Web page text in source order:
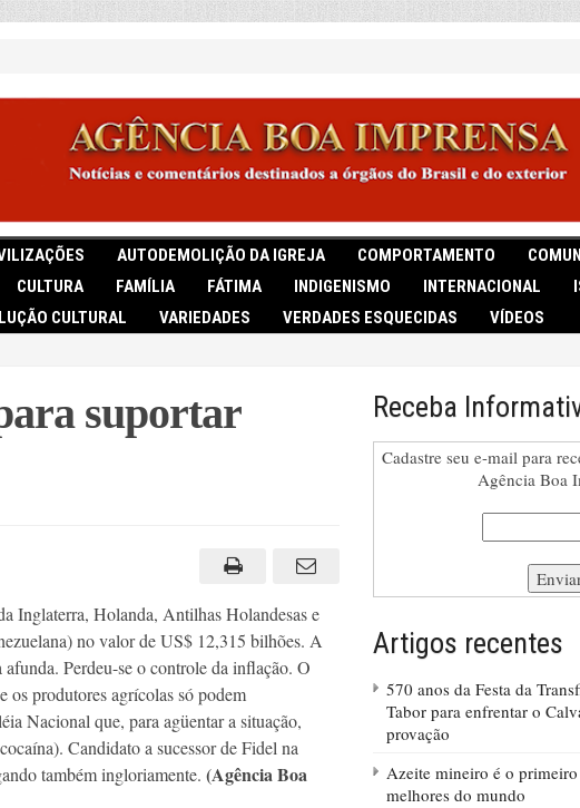
AUTODEMOLIÇÃO DA IGREJA COMPORTAMENTO
CULTURA FAMÍLIA FÁTIMA INDIGENISMO INTERNACIONAL
CULTURAL VARIEDADES VERDADES ESQUECIDAS VÍDEOS
suportar
Inglaterra, Holanda, Antilhas Holandesas e
no valor de US$ 12,315 bilhões. A
Perdeu-se o controle da inflação. O
os produtores agrícolas só podem
Nacional que, para agüentar a situação,
Candidato a sucessor de Fidel na
também ingloriamente. (Agência Boa
Receba
Cadastre seu e-mail para
Agência Boa
Artigos recentes
570 anos da Festa da
Tabor para enfrentar o
provação
Azeite mineiro é o
melhores do mundo